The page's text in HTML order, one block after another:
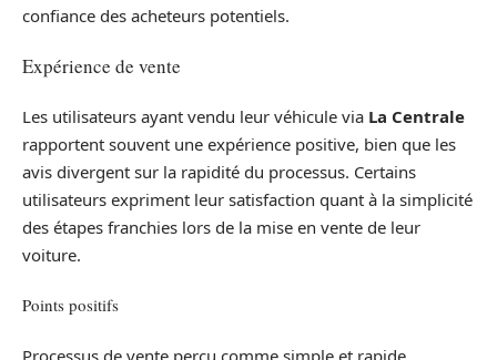
confiance des acheteurs potentiels.
Expérience de vente
Les utilisateurs ayant vendu leur véhicule via La Centrale
rapportent souvent une expérience positive, bien que les
avis divergent sur la rapidité du processus. Certains
utilisateurs expriment leur satisfaction quant à la simplicité
des étapes franchies lors de la mise en vente de leur
voiture.
Points positifs
Processus de vente perçu comme simple et rapide